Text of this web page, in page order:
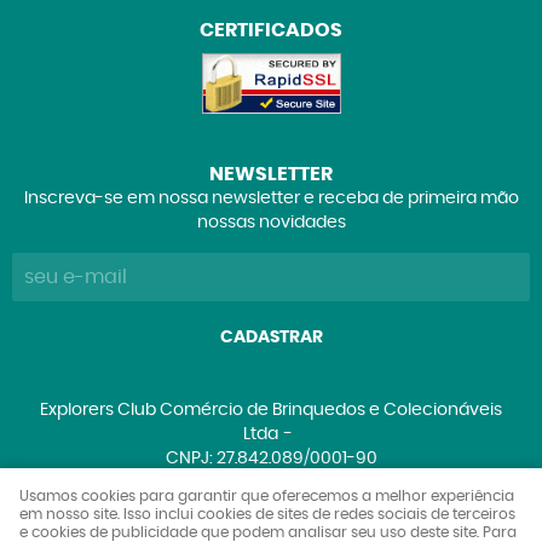
CERTIFICADOS
NEWSLETTER
Inscreva-se em nossa newsletter e receba de primeira mão
nossas novidades
CADASTRAR
Explorers Club Comércio de Brinquedos e Colecionáveis
Ltda
CNPJ: 27.842.089/0001-90
LOJA VIRTUAL CRIADA POR
Usamos cookies para garantir que oferecemos a melhor experiência
em nosso site. Isso inclui cookies de sites de redes sociais de terceiros
e cookies de publicidade que podem analisar seu uso deste site. Para